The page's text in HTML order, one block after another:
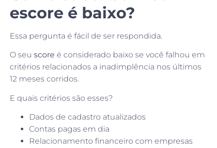
escore é baixo?
Essa pergunta é fácil de ser respondida.
O seu score é considerado baixo se você falhou em
critérios relacionados a inadimplência nos últimos
12 meses corridos.
E quais critérios são esses?
Dados de cadastro atualizados
Contas pagas em dia
Relacionamento financeiro com empresas